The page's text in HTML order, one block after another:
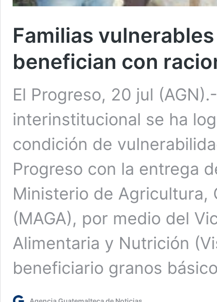
Familias
benefician con
El Progreso, 20 jul
interinstitucional se ha
condición de
Progreso con la entrega
Ministerio de Agricultura,
(MAGA), por medio del
Alimentaria y Nutrición
beneficiario granos